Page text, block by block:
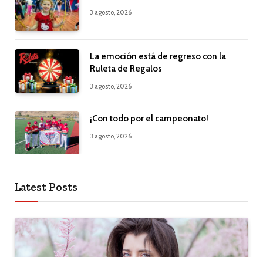
3 agosto, 2026
La emoción está de regreso con la
Ruleta de Regalos
3 agosto, 2026
¡Con todo por el campeonato!
3 agosto, 2026
Latest Posts